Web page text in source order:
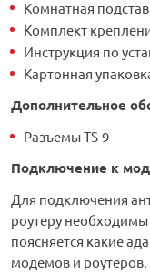
Комнатная
Комплект
Инструкция по
Картонная
Дополнительное
Разъемы TS-9
Подключение к
Для подключения
роутеру
поясняется какие
модемов и роутеров.